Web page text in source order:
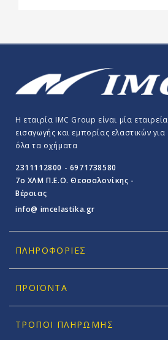
Η εταιρία IMC Group είναι μία εταιρεία
εισαγωγής και εμπορίας ελαστικών για
όλα τα οχήματα
2311112800 - 6971738580
7o ΧΛΜ Π.E.O. Θεσσαλονίκης -
Βέροιας
info@ imcelastika.gr
ΠΛΗΡΟΦΟΡΊΕΣ
ΠΡΟΪΟΝΤΑ
ΤΡΌΠΟΙ ΠΛΗΡΩΜΉΣ